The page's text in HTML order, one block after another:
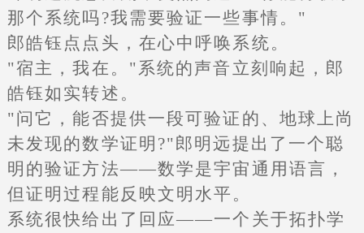
那个系统吗?我需要验证一些事情。"
郎皓钰点点头，在心中呼唤系统。
"宿主，我在。"系统的声音立刻响起，郎
皓钰如实转述。
"问它，能否提供一段可验证的、地球上尚
未发现的数学证明?"郎明远提出了一个聪
明的验证方法——数学是宇宙通用语言，
但证明过程能反映文明水平。
系统很快给出了回应——一个关于拓扑学